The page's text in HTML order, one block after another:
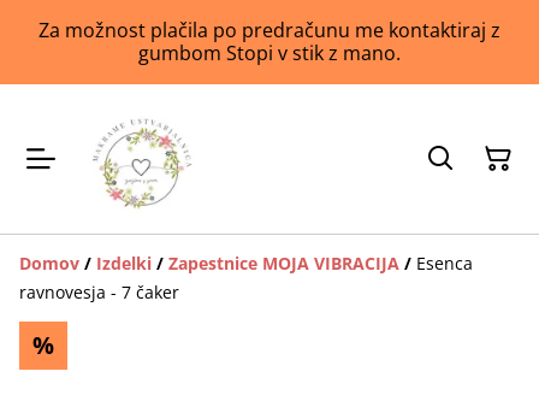
Za možnost plačila po predračunu me kontaktiraj z
gumbom Stopi v stik z mano.
Domov / Izdelki / Zapestnice MOJA VIBRACIJA / Esenca
ravnovesja - 7 čaker
%